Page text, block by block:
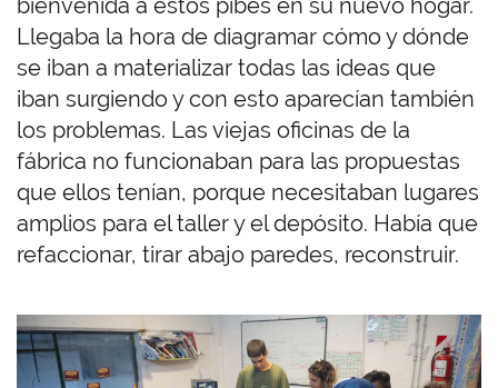
bienvenida a estos pibes en su nuevo hogar.
Llegaba la hora de diagramar cómo y dónde
se iban a materializar todas las ideas que
iban surgiendo y con esto aparecían también
los problemas. Las viejas oficinas de la
fábrica no funcionaban para las propuestas
que ellos tenían, porque necesitaban lugares
amplios para el taller y el depósito. Había que
refaccionar, tirar abajo paredes, reconstruir.
I
m
a